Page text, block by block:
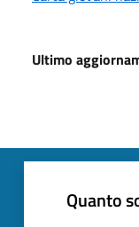
Ultimo
Quanto